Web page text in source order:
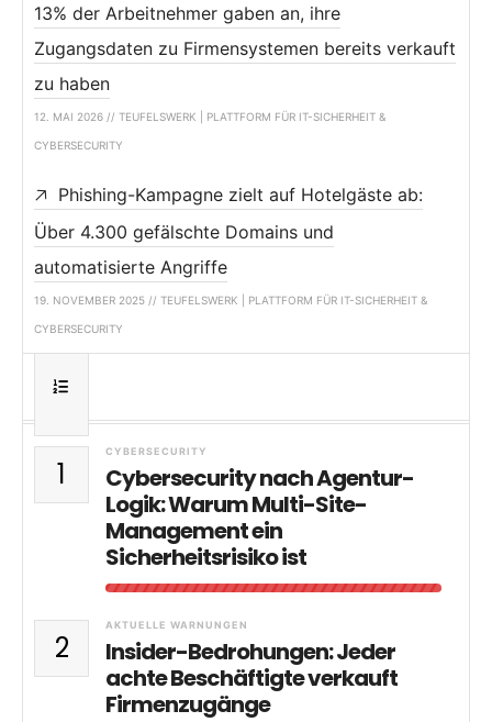
13% der Arbeitnehmer gaben an, ihre
Zugangsdaten zu Firmensystemen bereits verkauft
zu haben
12. MAI 2026 // TEUFELSWERK | PLATTFORM FÜR IT-SICHERHEIT &
CYBERSECURITY
Phishing-Kampagne zielt auf Hotelgäste ab:
Über 4.300 gefälschte Domains und
automatisierte Angriffe
19. NOVEMBER 2025 // TEUFELSWERK | PLATTFORM FÜR IT-SICHERHEIT &
CYBERSECURITY
1
CYBERSECURITY
Cybersecurity nach Agentur-
Logik: Warum Multi-Site-
Management ein
Sicherheitsrisiko ist
2
AKTUELLE WARNUNGEN
Insider-Bedrohungen: Jeder
achte Beschäftigte verkauft
Firmenzugänge